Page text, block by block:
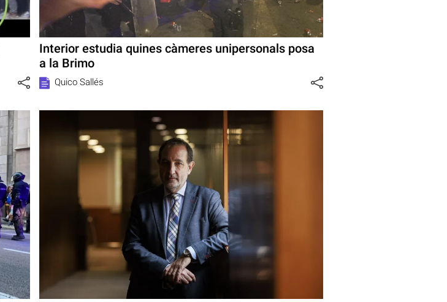
Interior estudia quines càmeres unipersonals posa
a la Brimo
Quico Sallés